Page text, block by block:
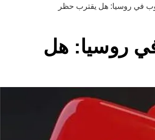
في روسيا: هل يقترب حظر
في روسيا: هل